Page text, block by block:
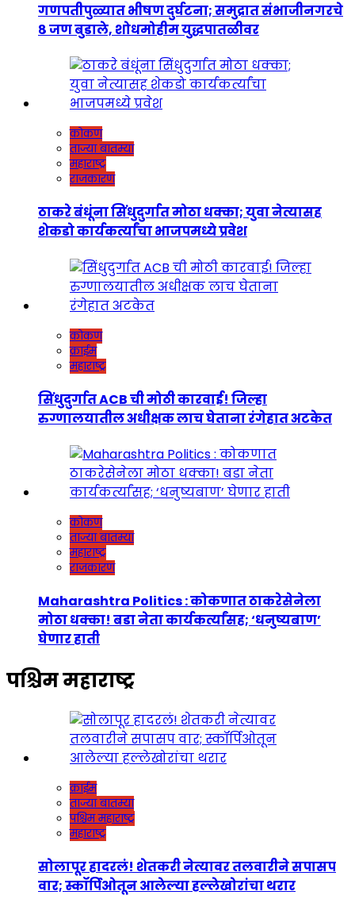
गणपतीपुळ्यात भीषण दुर्घटना; समुद्रात संभाजीनगरचे
८ जण बुडाले, शोधमोहीम युद्धपातळीवर
कोकण
ताज्या बातम्या
महाराष्ट्र
राजकारण
ठाकरे बंधूंना सिंधुदुर्गात मोठा धक्का; युवा नेत्यासह
शेकडो कार्यकर्त्यांचा भाजपमध्ये प्रवेश
कोकण
क्राईम
महाराष्ट्र
सिंधुदुर्गात ACB ची मोठी कारवाई! जिल्हा
रुग्णालयातील अधीक्षक लाच घेताना रंगेहात अटकेत
कोकण
ताज्या बातम्या
महाराष्ट्र
राजकारण
Maharashtra Politics : कोकणात ठाकरेसेनेला
मोठा धक्का! बडा नेता कार्यकर्त्यांसह; ‘धनुष्यबाण’
घेणार हाती
पश्चिम महाराष्ट्र
क्राईम
ताज्या बातम्या
पश्चिम महाराष्ट्र
महाराष्ट्र
सोलापूर हादरलं! शेतकरी नेत्यावर तलवारीने सपासप
वार; स्कॉर्पिओतून आलेल्या हल्लेखोरांचा थरार